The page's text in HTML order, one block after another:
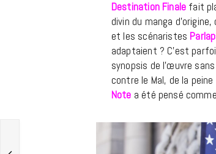
Destination Finale fait
divin du manga
et les scénaristes
adaptaient ? C’est
synopsis de l’œuvre
contre le Mal, de la
Note a été pensé